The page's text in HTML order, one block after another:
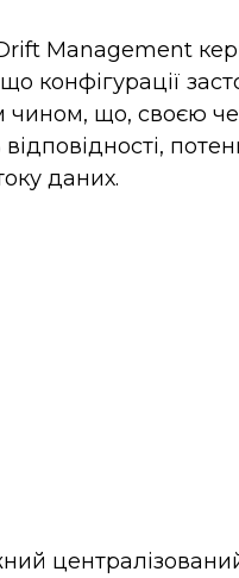
Management
конфігурації
що, своєю
даних.